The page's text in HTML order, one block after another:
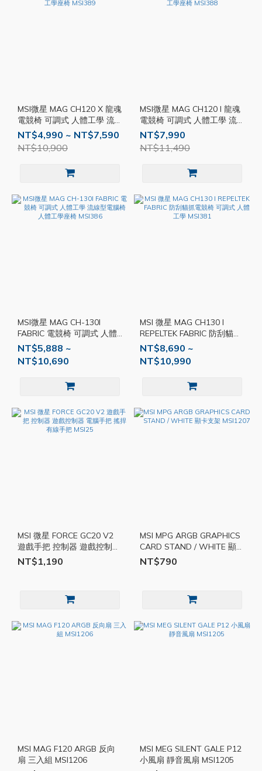
MSI微星 MAG CH120 X 龍魂
電競椅 可調式 人體工學 流
線型電腦椅 人體工學座椅
MSI389
NT$4,990 ~ NT$7,590
NT$10,900
MSI微星 MAG CH120 I 龍魂
電競椅 可調式 人體工學 流
線型電腦椅 人體工學座椅
MSI388
NT$7,990
NT$11,490
MSI微星 MAG CH-130I
FABRIC 電競椅 可調式 人體
工學 流線型電腦椅 人體工學
座椅 MSI386
NT$5,888 ~
NT$10,690
MSI 微星 MAG CH130 I
REPELTEK FABRIC 防刮貓抓
電競椅 可調式 人體工學
MSI381
NT$8,690 ~
NT$10,990
MSI 微星 FORCE GC20 V2
遊戲手把 控制器 遊戲控制器
電腦手把 搖捍 有線手把
MSI25
NT$1,190
MSI MPG ARGB GRAPHICS
CARD STAND / WHITE 顯卡
支架 MSI1207
NT$790
MSI MAG F120 ARGB 反向
扇 三入組 MSI1206
MSI MEG SILENT GALE P12
小風扇 靜音風扇 MSI1205